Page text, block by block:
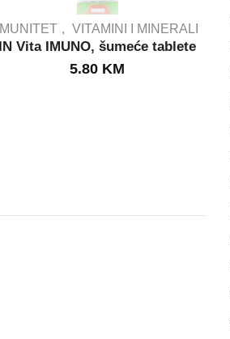
IN STOCK
IMUNITET VITAMINI I MINERALI
IN Vita IMUNO, šumeće tablete
5.80 KM